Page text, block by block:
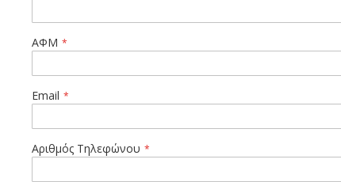
ΑΦΜ
Email
Αριθμός Τηλεφώνου